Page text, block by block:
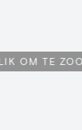
OM TE